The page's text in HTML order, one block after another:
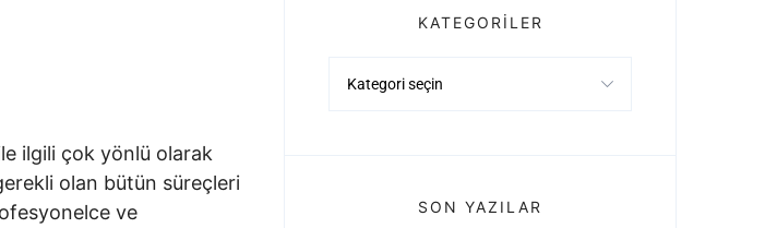
ilgili çok yönlü olarak
olan bütün süreçleri
ve
KATEGORILER
SON YAZILAR